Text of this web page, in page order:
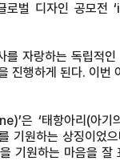
벌 디자인 공모전
자랑하는 독립적
행하게 된다. 이번
은 ‘태항아리(아기
기원하는 상징이
기원하는 마음을 잘